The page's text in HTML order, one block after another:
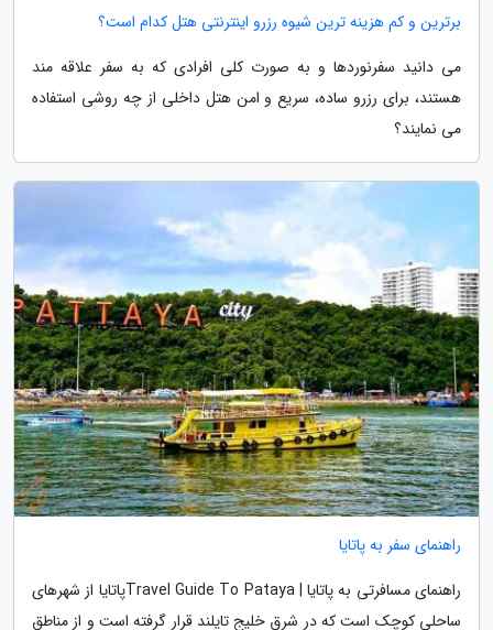
برترین و کم هزینه ترین شیوه رزرو اینترنتی هتل کدام است؟
می دانید سفرنوردها و به صورت کلی افرادی که به سفر علاقه مند
هستند، برای رزرو ساده، سریع و امن هتل داخلی از چه روشی استفاده
می نمایند؟
راهنمای سفر به پاتایا
راهنمای مسافرتی به پاتایا | Travel Guide To Patayaپاتایا از شهرهای
ساحلی کوچک است که در شرق خلیج تایلند قرار گرفته است و از مناطق